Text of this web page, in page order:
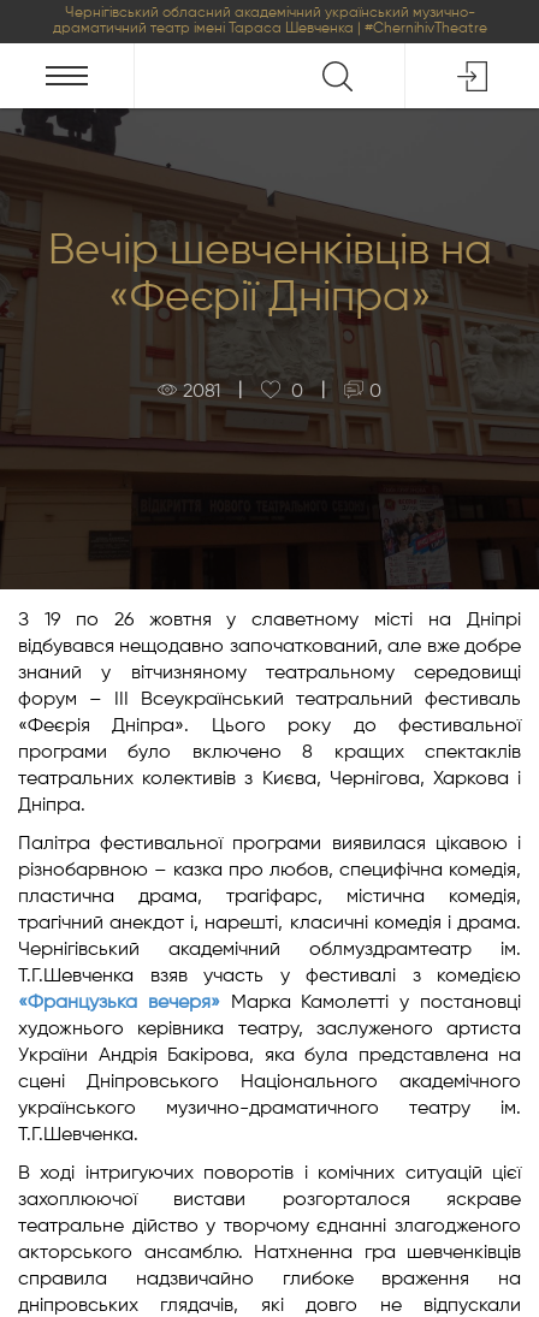
Чернігівський обласний академічний український музично-
драматичний театр імені Тараса Шевченка | #ChernihivTheatre
Вечір шевченківців на
«Феєрії Дніпра»
2081 0 | 0
З 19 по 26 жовтня у славетному місті на Дніпрі
відбувався нещодавно започаткований, але вже добре
знаний у вітчизняному театральному середовищі
форум – ІІІ Всеукраїнський театральний фестиваль
«Феєрія Дніпра». Цього року до фестивальної
програми було включено 8 кращих спектаклів
театральних колективів з Києва, Чернігова, Харкова і
Дніпра.
Палітра фестивальної програми виявилася цікавою і
різнобарвною – казка про любов, специфічна комедія,
пластична драма, трагіфарс, містична комедія,
трагічний анекдот і, нарешті, класичні комедія і драма.
Чернігівський академічний облмуздрамтеатр ім.
Т.Г.Шевченка взяв участь у фестивалі з комедією
«Французька вечеря»Марка Камолетті у постановці
художнього керівника театру, заслуженого артиста
України Андрія Бакірова, яка була представлена на
сцені Дніпровського Національного академічного
українського музично-драматичного театру ім.
Т.Г.Шевченка.
В ході інтригуючих поворотів і комічних ситуацій цієї
захоплюючої вистави розгорталося яскраве
театральне дійство у творчому єднанні злагодженого
акторського ансамблю. Натхненна гра шевченківців
справила надзвичайно глибоке враження на
дніпровських глядачів, які довго не відпускали